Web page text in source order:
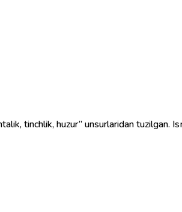
tinchlik, huzur” unsurlaridan tuzilgan.